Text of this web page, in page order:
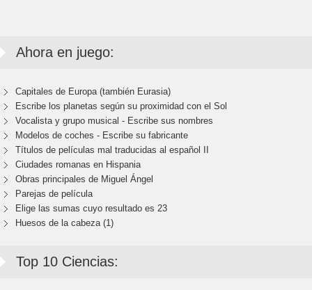
Ahora en juego:
Capitales de Europa (también Eurasia)
Escribe los planetas según su proximidad con el Sol
Vocalista y grupo musical - Escribe sus nombres
Modelos de coches - Escribe su fabricante
Títulos de películas mal traducidas al español II
Ciudades romanas en Hispania
Obras principales de Miguel Ángel
Parejas de película
Elige las sumas cuyo resultado es 23
Huesos de la cabeza (1)
Top 10 Ciencias: